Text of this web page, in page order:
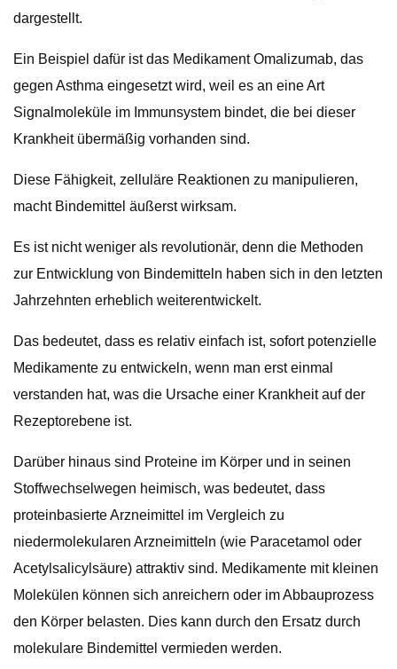
dargestellt.
Ein Beispiel dafür ist das Medikament Omalizumab, das
gegen Asthma eingesetzt wird, weil es an eine Art
Signalmoleküle im Immunsystem bindet, die bei dieser
Krankheit übermäßig vorhanden sind.
Diese Fähigkeit, zelluläre Reaktionen zu manipulieren,
macht Bindemittel äußerst wirksam.
Es ist nicht weniger als revolutionär, denn die Methoden
zur Entwicklung von Bindemitteln haben sich in den letzten
Jahrzehnten erheblich weiterentwickelt.
Das bedeutet, dass es relativ einfach ist, sofort potenzielle
Medikamente zu entwickeln, wenn man erst einmal
verstanden hat, was die Ursache einer Krankheit auf der
Rezeptorebene ist.
Darüber hinaus sind Proteine ​​im Körper und in seinen
Stoffwechselwegen heimisch, was bedeutet, dass
proteinbasierte Arzneimittel im Vergleich zu
niedermolekularen Arzneimitteln (wie Paracetamol oder
Acetylsalicylsäure) attraktiv sind. Medikamente mit kleinen
Molekülen können sich anreichern oder im Abbauprozess
den Körper belasten. Dies kann durch den Ersatz durch
molekulare Bindemittel vermieden werden.